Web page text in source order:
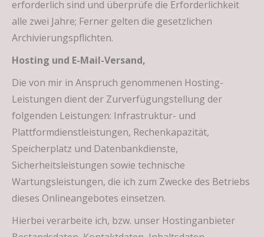
erforderlich sind und überprüfe die Erforderlichkeit
alle zwei Jahre; Ferner gelten die gesetzlichen
Archivierungspflichten.
Hosting und E-Mail-Versand,
Die von mir in Anspruch genommenen Hosting-
Leistungen dient der Zurverfügungstellung der
folgenden Leistungen: Infrastruktur- und
Plattformdienstleistungen, Rechenkapazität,
Speicherplatz und Datenbankdienste,
Sicherheitsleistungen sowie technische
Wartungsleistungen, die ich zum Zwecke des Betriebs
dieses Onlineangebotes einsetzen.
Hierbei verarbeite ich, bzw. unser Hostinganbieter